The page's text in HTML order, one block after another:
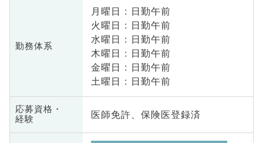
勤務体系
月曜日 : 日勤午前
火曜日 : 日勤午前
水曜日 : 日勤午前
木曜日 : 日勤午前
金曜日 : 日勤午前
土曜日 : 日勤午前
応募資格・
経験
医師免許、保険医登録済